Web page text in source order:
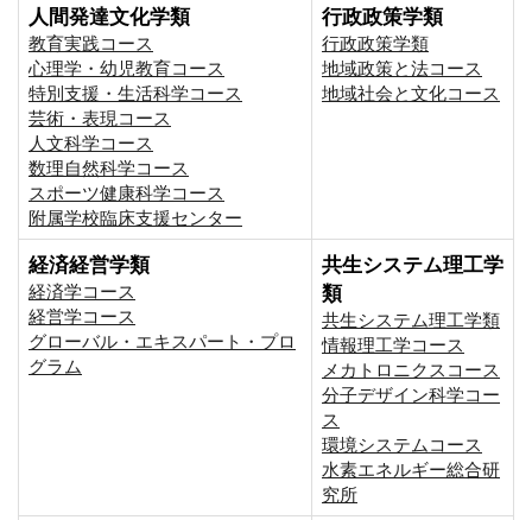
人間発達文化学類
教育実践コース
心理学・幼児教育コース
特別支援・生活科学コース
芸術・表現コース
人文科学コース
数理自然科学コース
スポーツ健康科学コース
附属学校臨床支援センター
行政政策学類
行政政策学類
地域政策と法コース
地域社会と文化コース
経済経営学類
経済学コース
経営学コース
グローバル・エキスパート・プロ
グラム
共生システム理工学
類
共生システム理工学類
情報理工学コース
メカトロニクスコース
分子デザイン科学コー
ス
環境システムコース
⽔素エネルギー総合研
究所